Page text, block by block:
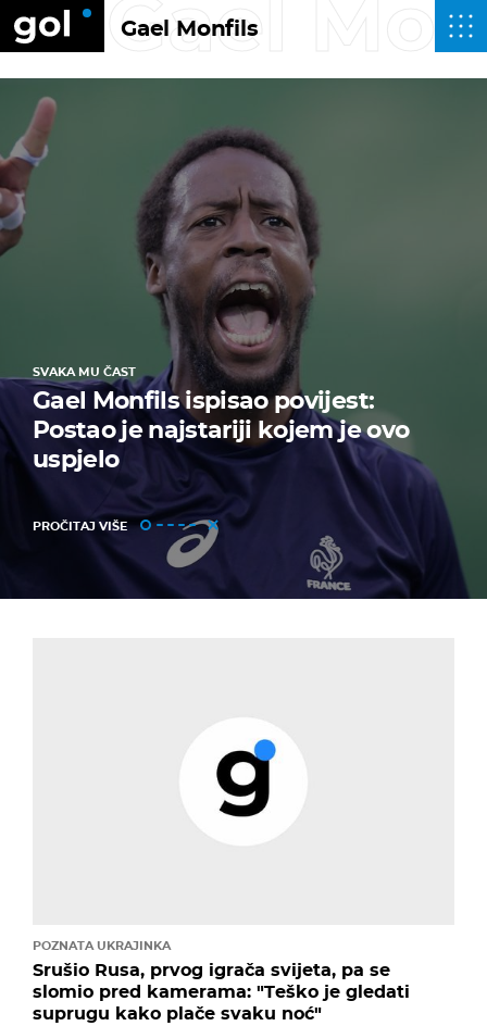
Gael Monfils
Gael
SVAKA MU ČAST
Gael Monfils ispisao povijest:
Postao je najstariji kojem je ovo
uspjelo
PROČITAJ VIŠE
POZNATA UKRAJINKA
Srušio Rusa, prvog igrača svijeta, pa se
slomio pred kamerama: "Teško je gledati
suprugu kako plače svaku noć"